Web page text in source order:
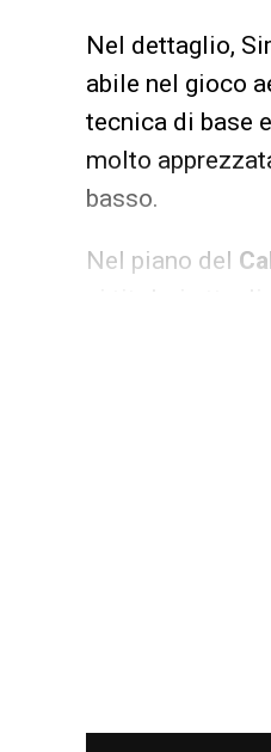
Nel dettaglio,
abile nel gioco
tecnica di base
molto
basso.
Nel piano del
ai titolari
ha mostrato